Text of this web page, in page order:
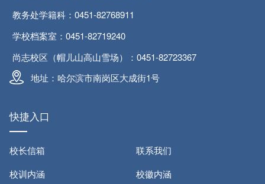
教务处学籍科：0451-82768911
学校档案室：0451-82719240
尚志校区（帽儿山高山雪场）：0451-82723367
地址：哈尔滨市南岗区大成街1号
快捷入口
校长信箱
联系我们
校训内涵
校徽内涵